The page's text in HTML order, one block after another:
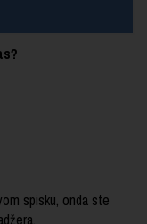
spisku, onda ste